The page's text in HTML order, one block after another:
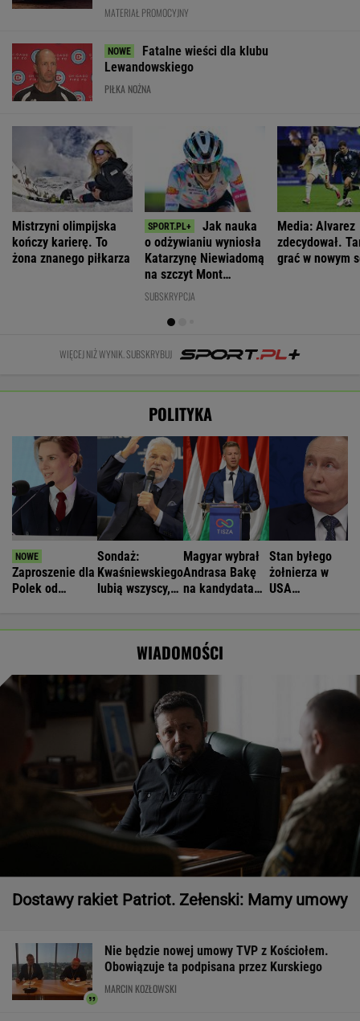
MATERIAŁ PROMOCYJNY
Fatalne wieści dla klubu
Lewandowskiego
PIŁKA NOŻNA
Mistrzyni olimpijska
kończy karierę. To
żona znanego piłkarza
Jak nauka
o odżywianiu wyniosła
Katarzynę Niewiadomą
na szczyt Mont
Ventoux
SUBSKRYPCJA
Media: Alvarez
zdecydował.
grać w nowym
WIĘCEJ NIŻ WYNIK. SUBSKRYBUJ
POLITYKA
Zaproszenie dla
Polek od
Sondaż:
Kwaśniewskiego
lubią wszyscy,
Magyar wybrał
Andrasa Bakę
na kandydata
Stan byłego
żołnierza w
USA
WIADOMOŚCI
Dostawy rakiet Patriot. Zełenski: Mamy umowy
Nie będzie nowej umowy TVP z Kościołem.
Obowiązuje ta podpisana przez Kurskiego
MARCIN KOZŁOWSKI